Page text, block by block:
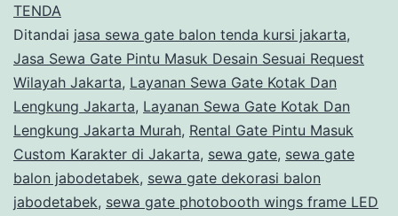
Di
Jakarta
TENDA
Ditandai jasa sewa gate balon tenda kursi jakarta,
Jasa Sewa Gate Pintu Masuk Desain Sesuai Request
Wilayah Jakarta, Layanan Sewa Gate Kotak Dan
Lengkung Jakarta, Layanan Sewa Gate Kotak Dan
Lengkung Jakarta Murah, Rental Gate Pintu Masuk
Custom Karakter di Jakarta, sewa gate, sewa gate
balon jabodetabek, sewa gate dekorasi balon
jabodetabek, sewa gate photobooth wings frame LED